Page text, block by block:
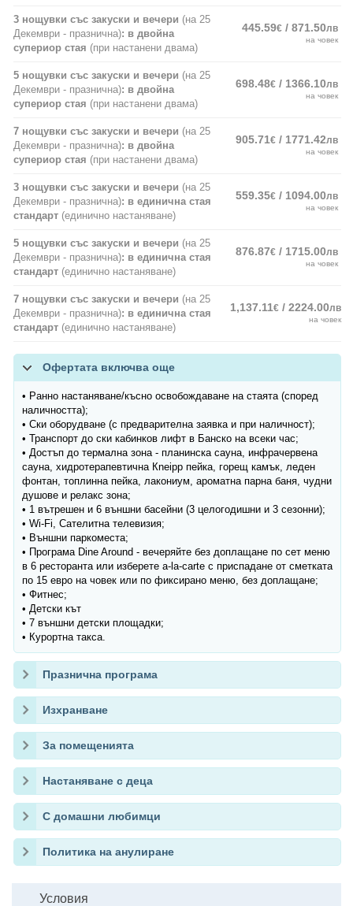
3 нощувки със закуски и вечери (на 25
Декември - празнична): в двойна
супериор стая (при настанени двама)
445.59€ / 871.50лв
на човек
5 нощувки със закуски и вечери (на 25
Декември - празнична): в двойна
супериор стая (при настанени двама)
698.48€ / 1366.10лв
на човек
7 нощувки със закуски и вечери (на 25
Декември - празнична): в двойна
супериор стая (при настанени двама)
905.71€ / 1771.42лв
на човек
3 нощувки със закуски и вечери (на 25
Декември - празнична): в единична стая
стандарт (единично настаняване)
559.35€ / 1094.00лв
на човек
5 нощувки със закуски и вечери (на 25
Декември - празнична): в единична стая
стандарт (единично настаняване)
876.87€ / 1715.00лв
на човек
7 нощувки със закуски и вечери (на 25
Декември - празнична): в единична стая
стандарт (единично настаняване)
1,137.11€ / 2224.00лв
на човек
Офертата включва още
• Ранно настаняване/късно освобождаване на стаята (според
наличността);
• Ски оборудване (с предварителна заявка и при наличност);
• Транспорт до ски кабинков лифт в Банско на всеки час;
• Достъп до термална зона - планинска сауна, инфрачервена
сауна, хидротерапевтична Кneipp пейка, горещ камък, леден
фонтан, топлинна пейка, лакониум, ароматна парна баня, чудни
душове и релакс зона;
• 1 вътрешен и 6 външни басейни (3 целогодишни и 3 сезонни);
• Wi-Fi, Сателитна телевизия;
• Външни паркоместа;
• Програма Dine Around - вечеряйте без доплащане по сет меню
в 6 ресторанта или изберете a-la-carte с приспадане от сметката
по 15 евро на човек или по фиксирано меню, без доплащане;
• Фитнес;
• Детски кът
• 7 външни детски площадки;
• Курортна такса.
Празнична програма
Изхранване
За помещенията
Настаняване с деца
С домашни любимци
Политика на анулиране
Условия